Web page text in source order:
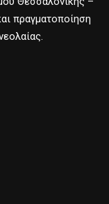
πραγματοποίηση